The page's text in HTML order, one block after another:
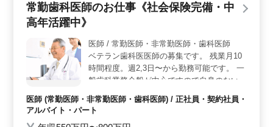
れています。また週休2日制や年間休日100日以上といっ
た充実した休暇制度が整っており、長期間の勤務も歓迎
務、レクリエーション、リハビリテーションサポート、
書類整理など幅広い業務に携わることができます。これ
により介護の経験を活かしながら自身のスキルをさらに
磨くことができます。
常勤歯科医師のお仕事《社会保険完備・中
高年活躍中》
医師 / 常勤医師・非常勤医師・歯科医師
ベテラン歯科医医師の募集です。 残業月10
時間程度。週2,3日〜から勤務可能です。 一
般歯科業務全般が中心ですので自身のない方
容〜(保険診療中心) ・虫歯、歯周病検診、唾
液検査 ・セルフケア、ブラッシング指導 ・
医師 (常勤医師・非常勤医師・歯科医師) / 正社員・契約社員・
アルバイト・パート